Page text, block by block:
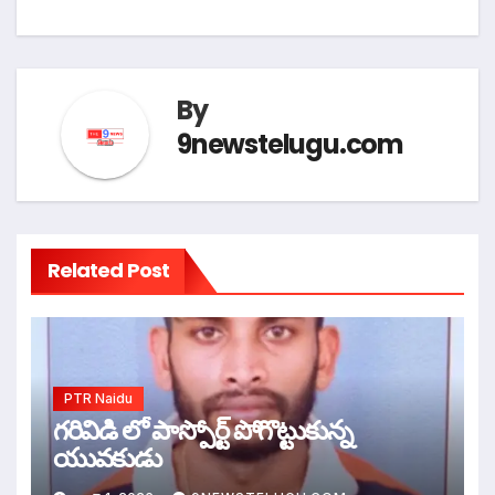
By
9newstelugu.com
Related Post
PTR Naidu
గరివిడి లో పాస్పోర్ట్ పోగొట్టుకున్న
యువకుడు